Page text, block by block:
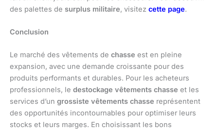
des palettes de surplus militaire, visitez cette page.
Conclusion
Le marché des vêtements de chasse est en pleine
expansion, avec une demande croissante pour des
produits performants et durables. Pour les acheteurs
professionnels, le destockage vêtements chasse et les
services d’un grossiste vêtements chasse représentent
des opportunités incontournables pour optimiser leurs
stocks et leurs marges. En choisissant les bons